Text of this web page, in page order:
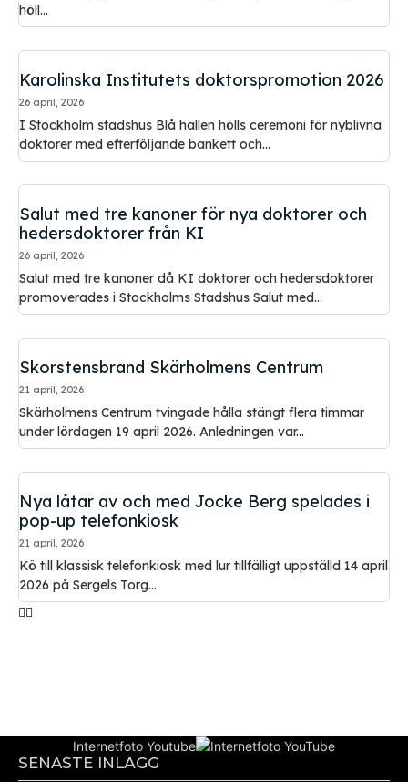
höll...
Karolinska Institutets doktorspromotion 2026
26 april, 2026
I Stockholm stadshus Blå hallen hölls ceremoni för nyblivna
doktorer med efterföljande bankett och...
Salut med tre kanoner för nya doktorer och
hedersdoktorer från KI
26 april, 2026
Salut med tre kanoner då KI doktorer och hedersdoktorer
promoverades i Stockholms Stadshus Salut med...
Skorstensbrand Skärholmens Centrum
21 april, 2026
Skärholmens Centrum tvingade hålla stängt flera timmar
under lördagen 19 april 2026. Anledningen var...
Nya låtar av och med Jocke Berg spelades i
pop-up telefonkiosk
21 april, 2026
Kö till klassisk telefonkiosk med lur tillfälligt uppställd 14 april
2026 på Sergels Torg...
Internetfoto Youtube
SENASTE INLÄGG